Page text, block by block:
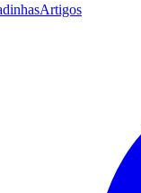
Artigos